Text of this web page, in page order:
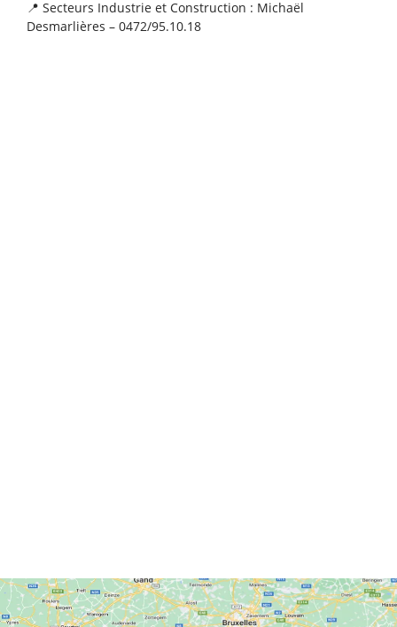
📍 Secteurs Industrie et Construction : Michaël
Desmarlières – 0472/95.10.18